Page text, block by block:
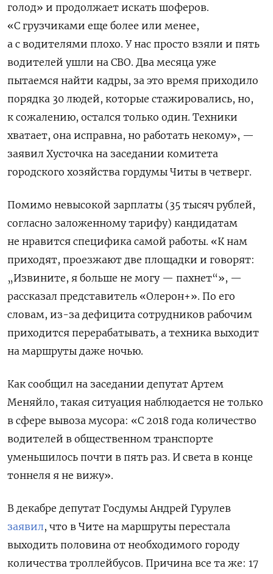
голод» и продолжает искать шоферов.
«С грузчиками еще более или менее,
а с водителями плохо. У нас просто взяли и пять
водителей ушли на СВО. Два месяца уже
пытаемся найти кадры, за это время приходило
порядка 30 людей, которые стажировались, но,
к сожалению, остался только один. Техники
хватает, она исправна, но работать некому», —
заявил Хусточка на заседании комитета
городского хозяйства гордумы Читы в четверг.
Помимо невысокой зарплаты (35 тысяч рублей,
согласно заложенному тарифу) кандидатам
не нравится специфика самой работы. «К нам
приходят, проезжают две площадки и говорят:
„Извините, я больше не могу — пахнет“», —
рассказал представитель «Олерон+». По его
словам, из-за дефицита сотрудников рабочим
приходится перерабатывать, а техника выходит
на маршруты даже ночью.
Как сообщил на заседании депутат Артем
Меняйло, такая ситуация наблюдается не только
в сфере вывоза мусора: «С 2018 года количество
водителей в общественном транспорте
уменьшилось почти в пять раз. И света в конце
тоннеля я не вижу».
В декабре депутат Госдумы Андрей Гурулев
заявил, что в Чите на маршруты перестала
выходить половина от необходимого городу
количества троллейбусов. Причина все та же: 17